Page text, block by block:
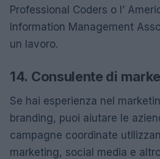
Professional Coders o l’
Information Management
un lavoro.
14. Consulente di
Se hai esperienza nel
branding, puoi aiutare le
campagne coordinate
marketing, social media e